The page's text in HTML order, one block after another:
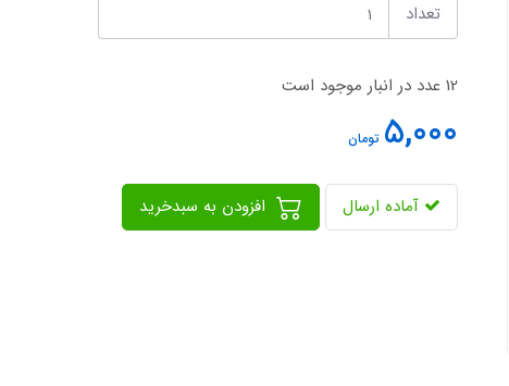
تعداد
12 عدد در انبار موجود است
5,000 تومان
آماده ارسال